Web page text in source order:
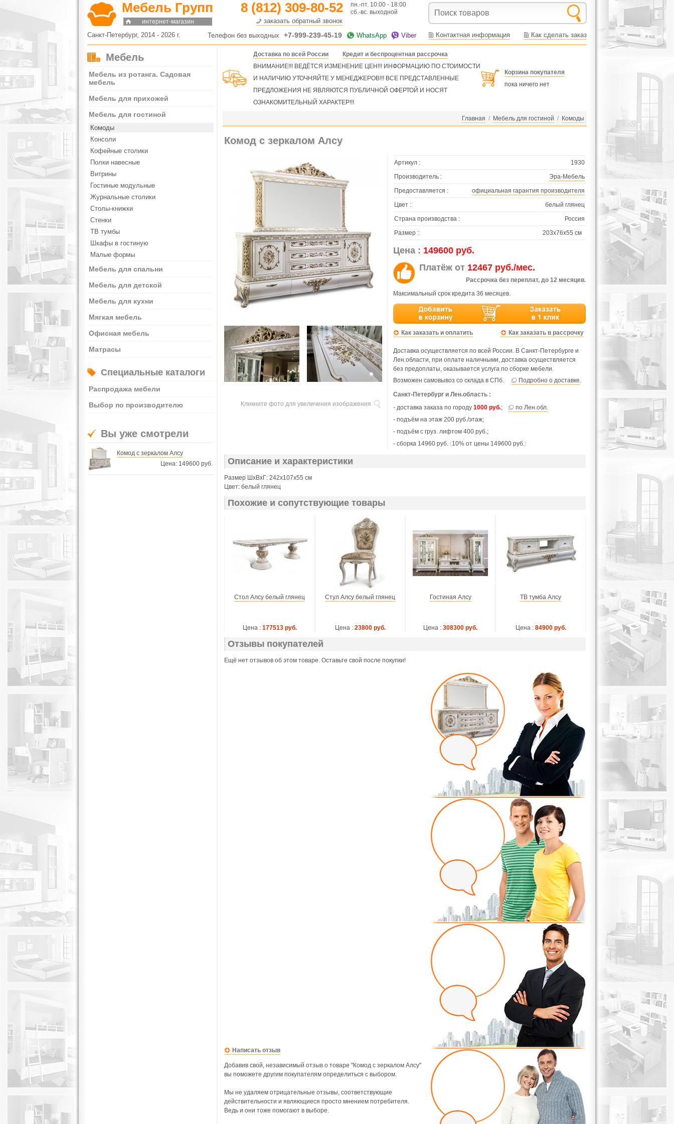
Мебель Групп
интернет-магазин
8 (812) 309-80-52
заказать обратный звонок
пн.-пт. 10:00 - 18:00
сб.-вс. выходной
Санкт-Петербург, 2014 - 2026 г. Телефон без выходных +7-999-239-45-19 WhatsApp Viber Контактная информация Как сделать заказ
Мебель
Мебель из ротанга. Садовая
мебель
Мебель для прихожей
Мебель для гостиной
Комоды
Консоли
Кофейные столики
Полки навесные
Витрины
Гостиные модульные
Журнальные столики
Столы-книжки
Стенки
ТВ тумбы
Шкафы в гостиную
Малые формы
Мебель для спальни
Мебель для детской
Мебель для кухни
Мягкая мебель
Офисная мебель
Матрасы
Специальные каталоги
Распродажа мебели
Выбор по производителю
Вы уже смотрели
Комод с зеркалом Алсу
Цена: 149600 руб.
Доставка по всей России
Кредит и беспроцентная рассрочка
ВНИМАНИЕ!!! ВЕДЁТСЯ ИЗМЕНЕНИЕ ЦЕН!!! ИНФОРМАЦИЮ ПО СТОИМОСТИ
И НАЛИЧИЮ УТОЧНЯЙТЕ У МЕНЕДЖЕРОВ!!! ВСЕ ПРЕДСТАВЛЕННЫЕ
ПРЕДЛОЖЕНИЯ НЕ ЯВЛЯЮТСЯ ПУБЛИЧНОЙ ОФЕРТОЙ И НОСЯТ
ОЗНАКОМИТЕЛЬНЫЙ ХАРАКТЕР!!!
Корзина покупателя
пока ничего нет
Главная / Мебель для гостиной / Комоды
Комод с зеркалом Алсу
Кликните фото для увеличения изображения
Артикул :
1930
Производитель :
Эра-Мебель
Предоставляется :
официальная гарантия производителя
Цвет :
белый глянец
Страна производства :
Россия
Размер :
203х76х55 см
Цена : 149600 руб.
Платёж от 12467 руб./мес.
Рассрочка без переплат, до 12 месяцев.
Максимальный срок кредита 36 месяцев.
Как заказать и оплатить Как заказать в рассрочку
Доставка осуществляется по всей России. В Санкт-Петербурге и
Лен.области, при оплате наличными, доставка осуществляется
без предоплаты, оказывается услуга по сборке мебели.
Возможен самовывоз со склада в СПб.
Подробно о доставке.
Санкт-Петербург и Лен.область :
- доставка заказа по городу 1000 руб.;
по Лен.обл.
- подъём на этаж 200 руб./этаж;
- подъём с груз. лифтом 400 руб.;
- сборка 14960 руб. (10% от цены 149600 руб.)
Описание и характеристики
Размер ШхВхГ: 242х107х55 см
Цвет: белый глянец
Похожие и сопутствующие товары
Стол Алсу белый глянец
Цена : 177513 руб.
Стул Алсу белый глянец
Цена : 23800 руб.
Гостиная Алсу
Цена : 308300 руб.
ТВ тумба Алсу
Цена : 84900 руб.
Отзывы покупателей
Ещё нет отзывов об этом товаре. Оставьте свой после покупки!
Написать отзыв
Добавив свой, независимый отзыв о товаре "Комод с зеркалом Алсу"
вы поможете другим покупателям определиться с выбором.
Мы не удаляем отрицательные отзывы, соответствующие
действительности и являющиеся просто мнением потребителя.
Ведь и они тоже помогают в выборе.